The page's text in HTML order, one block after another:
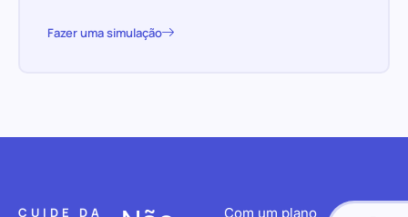
Fazer uma simulação
CUIDE DA
Com um plano